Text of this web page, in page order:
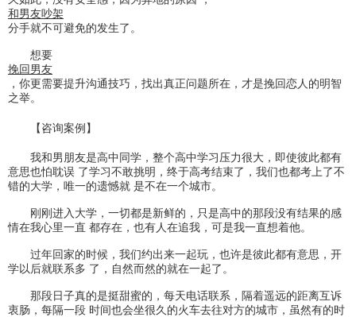
和男友吵架
分手就不可避免的发生了。
想要
挽回男友
，你更需要提升沟通技巧，找出真正问题所在，才是挽回恋人的明智
之举。
【咨询案例】
我和男朋友是高中同学，整个高中学习压力很大，即使彼此都有
意思也怕耽误 了学习不敢挑明，终于高考结束了，我们也都考上了不
错的大学，唯一的遗憾就 是不在一个城市。
刚刚进入大学，一切都是新鲜的，只是高中的那段没有结果的感
情在我心里一直 都存在，也有人在追我，可是我一直想着他。
过年回家的时候，我们约出来一起玩，也许是彼此都有意思，开
学以后就联系多 了，自然而然的就在一起了。
那段日子真的是挺甜蜜的，每天电话联系，隔着遥远的距离互诉
衷肠，每隔一段 时间也会坐很久的火车去往对方的城市，虽然有的时